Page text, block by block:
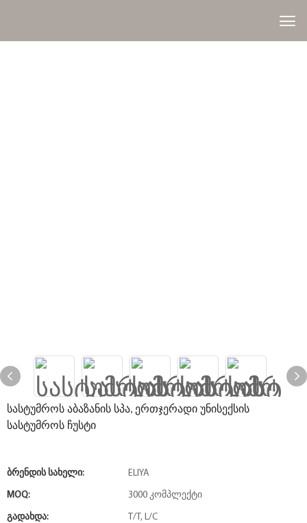
სასტუმროს აბაზანის სპა, ერთჯერადი უნისექსის
სასტუმროს ჩუსტი
Ბრენდის Სახელი: ELIYA
MOQ: 3000 კომპლექტი
Გადახდა: T/T, L/C